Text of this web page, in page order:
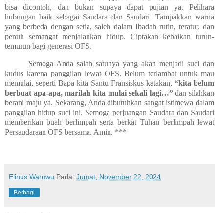
bisa dicontoh, dan bukan supaya dapat pujian ya. Pelihara
hubungan baik sebagai Saudara dan Saudari. Tampakkan warna
yang berbeda dengan setia, saleh dalam Ibadah rutin, teratur, dan
penuh semangat menjalankan hidup. Ciptakan kebaikan turun-
temurun bagi generasi OFS.
Semoga Anda salah satunya yang akan menjadi suci dan
kudus karena panggilan lewat OFS. Belum terlambat untuk mau
memulai, seperti Bapa kita Santu Fransiskus katakan, “kita belum
berbuat apa-apa, marilah kita mulai sekali lagi…”dan silahkan
berani maju ya. Sekarang, Anda dibutuhkan sangat istimewa dalam
panggilan hidup suci ini. Semoga perjuangan Saudara dan Saudari
memberikan buah berlimpah serta berkat Tuhan berlimpah lewat
Persaudaraan OFS bersama. Amin. ***
Elinus Waruwu Pada: Jumat, November 22, 2024
Berbagi